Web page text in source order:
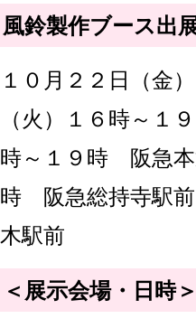
風鈴製作ブース出
１０月２２日（金
（火）１６時～１
時～１９時 阪急本
時 阪急総持寺駅
木駅前
＜展示会場・日時